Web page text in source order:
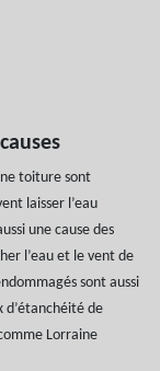
toiture sont
laisser l’eau
une cause des
l’eau et le vent de
sont aussi
d’étanchéité de
Lorraine